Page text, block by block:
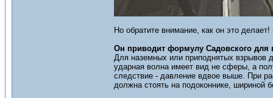
Но обратите внимание, как он это
Он приводит формулу Садовского для
Для наземных или приподнятых взрывов
ударная волна имеет вид не сферы, а
следствие - давление вдвое выше. При
должна стоять на подоконнике, шириной